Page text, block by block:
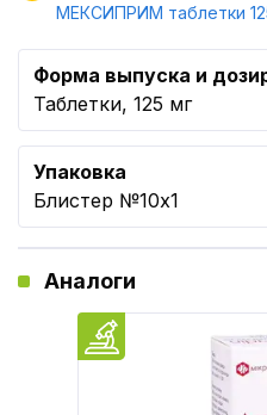
МЕКСИПРИМ таблетки
Форма выпуска и
Таблетки, 125 мг
Упаковка
Блистер №10x1
Аналоги